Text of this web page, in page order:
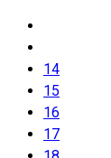
14
15
16
17